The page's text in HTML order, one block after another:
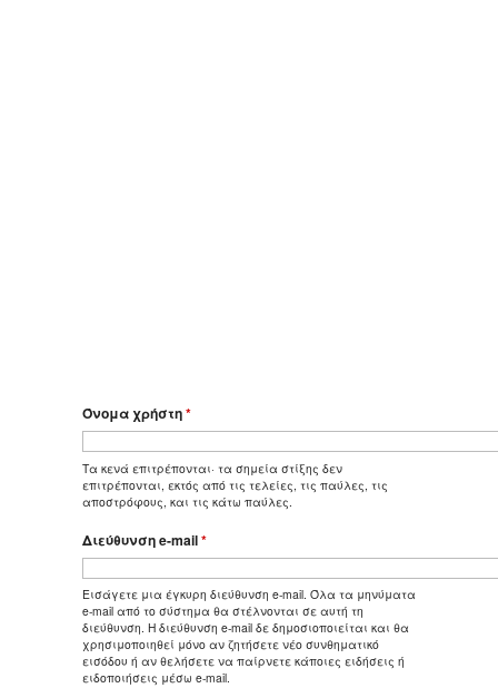
Όνομα χρήστη*
Τα κενά επιτρέπονται· τα σημεία στίξης δεν
επιτρέπονται, εκτός από τις τελείες, τις παύλες, τις
αποστρόφους, και τις κάτω παύλες.
Διεύθυνση e-mail*
Εισάγετε μια έγκυρη διεύθυνση e-mail. Όλα τα μηνύματα
e-mail από το σύστημα θα στέλνονται σε αυτή τη
διεύθυνση. Η διεύθυνση e-mail δε δημοσιοποιείται και θα
χρησιμοποιηθεί μόνο αν ζητήσετε νέο συνθηματικό
εισόδου ή αν θελήσετε να παίρνετε κάποιες ειδήσεις ή
ειδοποιήσεις μέσω e-mail.